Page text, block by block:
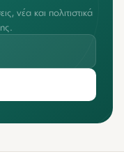
νέα και πολιτιστικά